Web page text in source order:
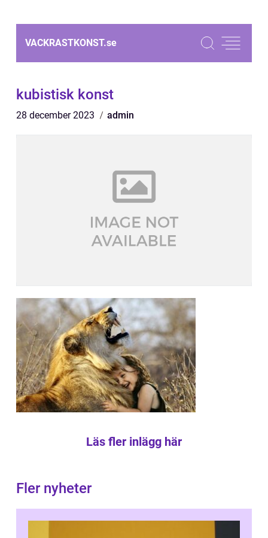
VACKRASTKONST.se
kubistisk konst
28 december 2023 admin
Läs fler inlägg här
Fler nyheter